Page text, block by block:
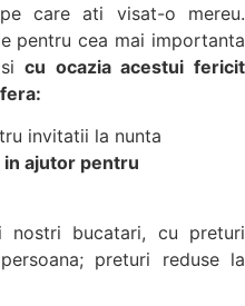
care ati visat-o mereu.
pentru cea mai importanta
cu ocazia acestui fericit
invitatii la nunta
in ajutor pentru
nostri bucatari, cu preturi
preturi reduse la